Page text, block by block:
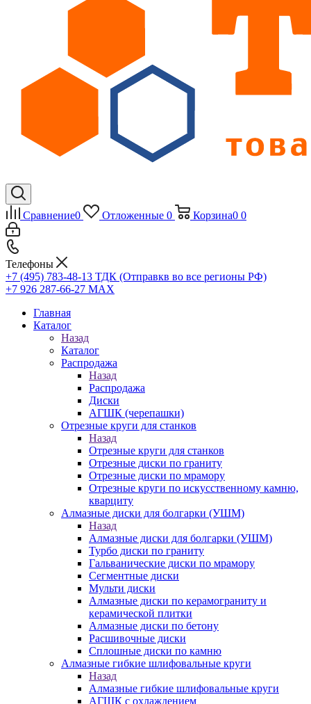
Сравнение0 Отложенные 0 Корзина0 0
Телефоны
+7 (495) 783-48-13 ТДК (Отправкв во все регионы РФ)
+7 926 287-66-27 МАХ
Главная
Каталог
Назад
Каталог
Распродажа
Назад
Распродажа
Диски
АГШК (черепашки)
Отрезные круги для станков
Назад
Отрезные круги для станков
Отрезные диски по граниту
Отрезные диски по мрамору
Отрезные круги по искусственному камню,
кварциту
Алмазные диски для болгарки (УШМ)
Назад
Алмазные диски для болгарки (УШМ)
Турбо диски по граниту
Гальванические диски по мрамору
Сегментные диски
Мульти диски
Алмазные диски по керамограниту и
керамической плитки
Алмазные диски по бетону
Расшивочные диски
Сплошные диски по камню
Алмазные гибкие шлифовальные круги
Назад
Алмазные гибкие шлифовальные круги
АГШК с охлаждением